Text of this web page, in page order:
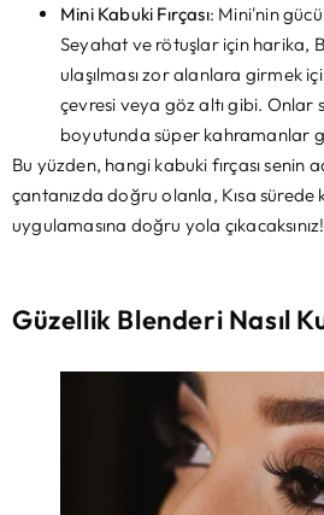
Mini Kabuki Fırçası: Mini'nin
Seyahat ve rötuşlar için harika,
ulaşılması zor alanlara girmek
çevresi veya göz altı gibi. Onlar
boyutunda süper kahramanlar
Bu yüzden, hangi kabuki fırçası senin
çantanızda doğru olanla, Kısa
uygulamasına doğru yola çıkacaksınız!
Güzellik Blenderi Nasıl